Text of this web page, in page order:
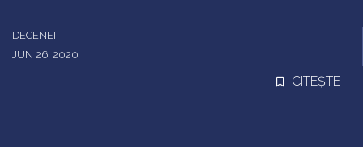
DECENEI
JUN 26, 2020
CITEȘTE